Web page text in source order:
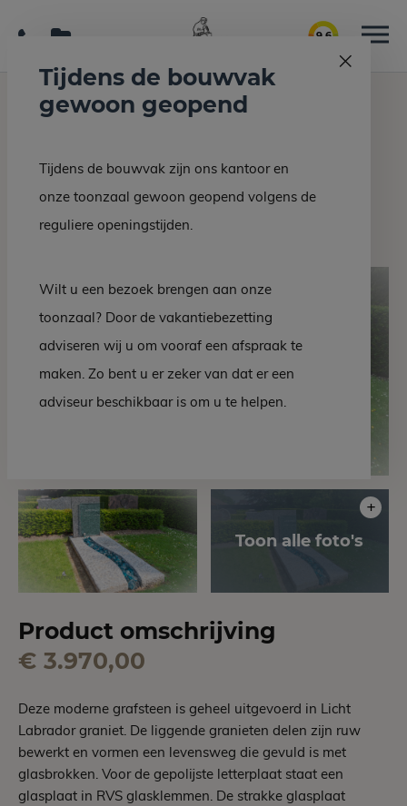
9.6
Home Grafmonumenten Grafsteen EM 516-22
Grafsteen EM 516-22
Product omschrijving
€ 3.970,00
Deze moderne grafsteen is geheel uitgevoerd in Licht
Labrador graniet. De liggende granieten delen zijn ruw
bewerkt en vormen een levensweg die gevuld is met
glasbrokken. Voor de gepolijste letterplaat staat een
glasplaat in RVS glasklemmen. De strakke glasplaat
Tijdens de bouwvak
gewoon geopend
Tijdens de bouwvak zijn ons kantoor en
onze toonzaal gewoon geopend volgens de
reguliere openingstijden.
Wilt u een bezoek brengen aan onze
toonzaal? Door de vakantiebezetting
adviseren wij u om vooraf een afspraak te
maken. Zo bent u er zeker van dat er een
adviseur beschikbaar is om u te helpen.